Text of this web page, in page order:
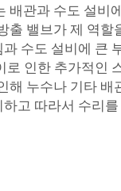
배관과 수도 설비
출 밸브가 제 역
수도 설비에 큰
로 인한 추가적인
해 누수나 기타
고 따라서 수리